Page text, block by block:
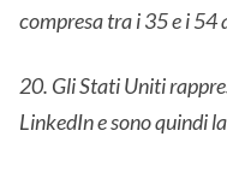
compresa tra i 35 e i 54
20. Gli Stati Uniti
LinkedIn e sono quindi